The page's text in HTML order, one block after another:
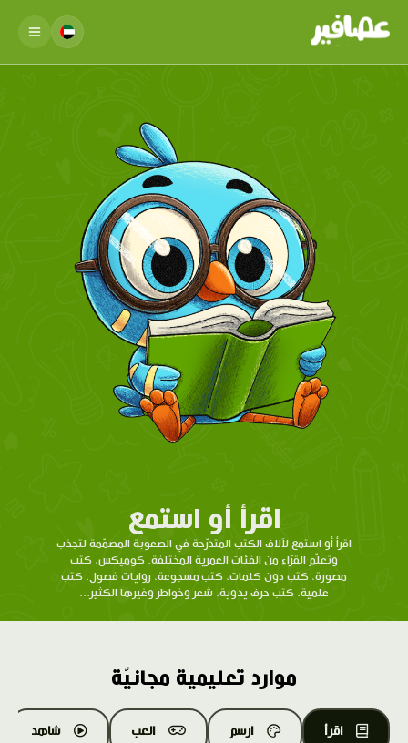
اقرأ أو استمع
اقرأ أو استمع لآلاف الكتب المتدرّحة في الصعوبة المصمّمة لتجذب
وتعلّم القرّاء من الفئات العمرية المختلفة. كوميكس، كتب
مصورة، كتب دون كلمات، كتب مسجوعة، روايات فصول، كتب
علمية، كتب حرف يدوية، شعر وخواطر وغيرها الكثير...
موارد تعليمية مجانيّة
اقرأ ارسم العب شاهد